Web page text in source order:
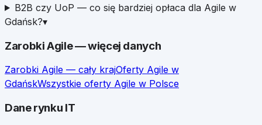
B2B czy UoP — co się bardziej opłaca dla Agile w
Gdańsk?▾
ZarobkiAgile— więcej danych
Zarobki Agile — cały krajOferty Agile w
GdańskWszystkie oferty Agile w Polsce
Dane rynku IT